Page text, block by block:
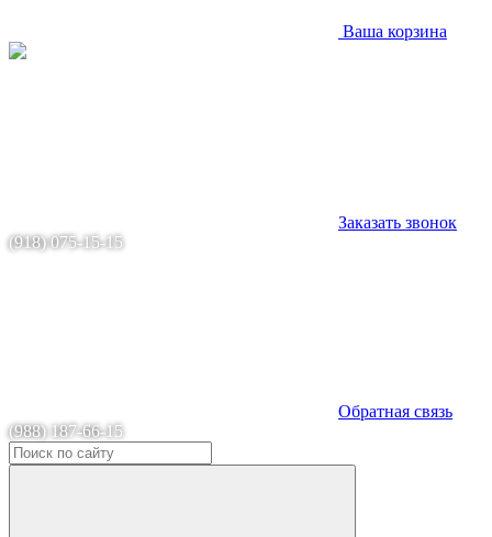
Ваша корзина
Заказать звонок
(918) 075-15-15
Обратная связь
(988) 187-66-15